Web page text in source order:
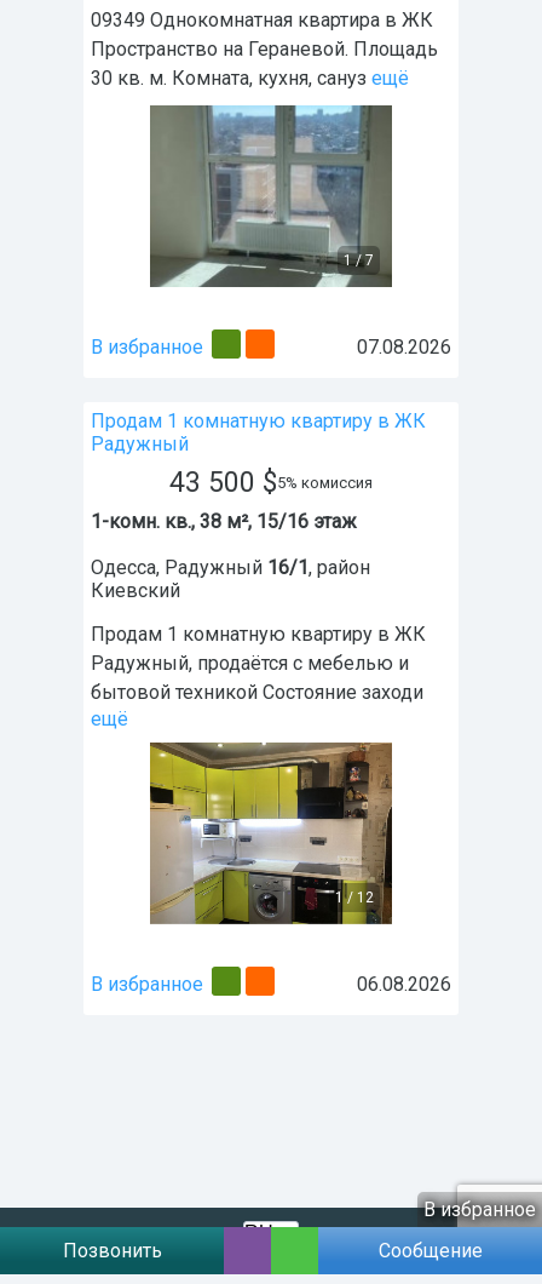
В избранное
09349 Однокомнатная квартира в ЖК
Пространство на Гераневой. Площадь
30 кв. м. Комната, кухня, сануз ещё
1/7
В избранное 07.08.2026
Продам 1 комнатную квартиру в ЖК
Радужный
43 500 $5% комиссия
1-комн. кв., 38 м², 15/16 этаж
Одесса, Радужный 16/1, район
Киевский
Продам 1 комнатную квартиру в ЖК
Радужный, продаётся с мебелью и
бытовой техникой Состояние заходи
ещё
1 / 12
В избранное 06.08.2026
Договір публічної оферти
Позвонить Сообщение